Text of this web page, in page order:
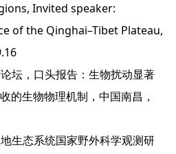
Invited speaker:
of the Qinghai–Tibet Plateau,
坛，口头报告：生物扰动显著
的生物物理机制，中国南昌，
生态系统国家野外科学观测研